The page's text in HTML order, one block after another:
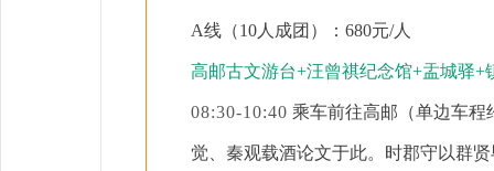
A线（10人成团）：680元/人
高邮古文游台+汪曾祺纪念馆+盂城驿+
08:30-10:40 乘车前往高邮（单边车程
觉 秦观载酒论文于此。时郡守以群